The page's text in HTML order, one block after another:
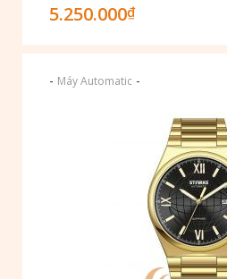
5.250.000₫
- Máy Automatic -